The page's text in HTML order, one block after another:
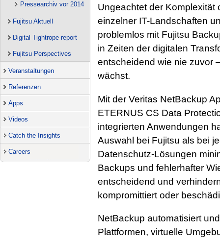
Pressearchiv vor 2014
Fujitsu Aktuell
Digital Tightrope report
Fujitsu Perspectives
Veranstaltungen
Referenzen
Apps
Videos
Catch the Insights
Careers
Ungeachtet der Komplexität
einzelner IT-Landschaften
problemlos mit Fujitsu
in Zeiten der digitalen
entscheidend wie nie zuvor
wächst.
Mit der Veritas NetBackup
ETERNUS CS Data
integrierten Anwendungen
Auswahl bei Fujitsu als bei
Datenschutz-Lösungen
Backups und fehlerhafter
entscheidend und
kompromittiert oder
NetBackup automatisiert
Plattformen, virtuelle